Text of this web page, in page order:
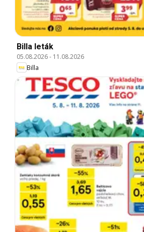
Billa leták
05.08.2026- 11.08.2026
Billa